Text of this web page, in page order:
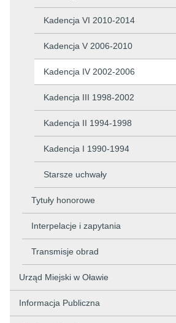
Kadencja VI 2010-2014
Kadencja V 2006-2010
Kadencja IV 2002-2006
Kadencja III 1998-2002
Kadencja II 1994-1998
Kadencja I 1990-1994
Starsze uchwały
Tytuły honorowe
Interpelacje i zapytania
Transmisje obrad
Urząd Miejski w Oławie
Informacja Publiczna